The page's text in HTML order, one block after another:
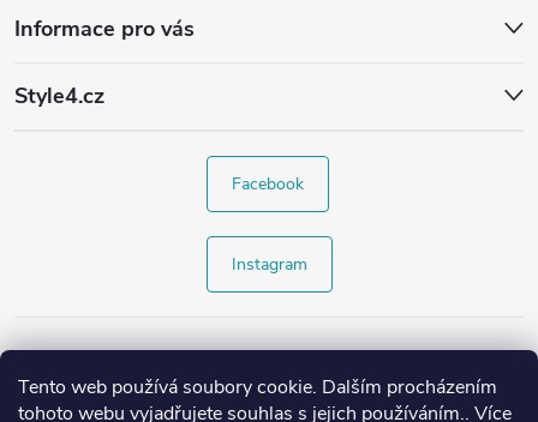
Tento web používá soubory cookie. Dalším procházením
tohoto webu vyjadřujete souhlas s jejich používáním.. Více
Informace pro vás
Style4.cz
Facebook
Instagram